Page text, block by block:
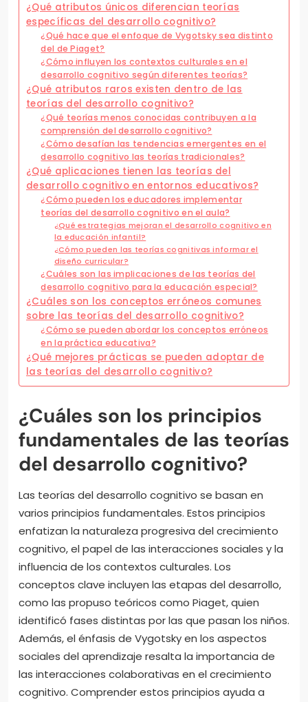
¿Qué atributos únicos diferencian teorías
específicas del desarrollo cognitivo?
¿Qué hace que el enfoque de Vygotsky sea distinto
del de Piaget?
¿Cómo influyen los contextos culturales en el
desarrollo cognitivo según diferentes teorías?
¿Qué atributos raros existen dentro de las
teorías del desarrollo cognitivo?
¿Qué teorías menos conocidas contribuyen a la
comprensión del desarrollo cognitivo?
¿Cómo desafían las tendencias emergentes en el
desarrollo cognitivo las teorías tradicionales?
¿Qué aplicaciones tienen las teorías del
desarrollo cognitivo en entornos educativos?
¿Cómo pueden los educadores implementar
teorías del desarrollo cognitivo en el aula?
¿Qué estrategias mejoran el desarrollo cognitivo en
la educación infantil?
¿Cómo pueden las teorías cognitivas informar el
diseño curricular?
¿Cuáles son las implicaciones de las teorías del
desarrollo cognitivo para la educación especial?
¿Cuáles son los conceptos erróneos comunes
sobre las teorías del desarrollo cognitivo?
¿Cómo se pueden abordar los conceptos erróneos
en la práctica educativa?
¿Qué mejores prácticas se pueden adoptar de
las teorías del desarrollo cognitivo?
¿Cuáles son los principios
fundamentales de las teorías
del desarrollo cognitivo?
Las teorías del desarrollo cognitivo se basan en
varios principios fundamentales. Estos principios
enfatizan la naturaleza progresiva del crecimiento
cognitivo, el papel de las interacciones sociales y la
influencia de los contextos culturales. Los
conceptos clave incluyen las etapas del desarrollo,
como las propuso teóricos como Piaget, quien
identificó fases distintas por las que pasan los niños.
Además, el énfasis de Vygotsky en los aspectos
sociales del aprendizaje resalta la importancia de
las interacciones colaborativas en el crecimiento
cognitivo. Comprender estos principios ayuda a